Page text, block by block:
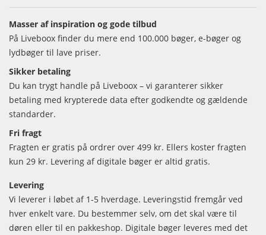
Masser af inspiration og gode tilbud
På Liveboox finder du mere end 100.000 bøger, e-bøger og
lydbøger til lave priser.
Sikker betaling
Du kan trygt handle på Liveboox – vi garanterer sikker
betaling med krypterede data efter godkendte og gældende
standarder.
Fri fragt
Fragten er gratis på ordrer over 499 kr. Ellers koster fragten
kun 29 kr. Levering af digitale bøger er altid gratis.
Levering
Vi leverer i løbet af 1-5 hverdage. Leveringstid fremgår ved
hver enkelt vare. Du bestemmer selv, om det skal være til
døren eller til en pakkeshop. Digitale bøger leveres med det